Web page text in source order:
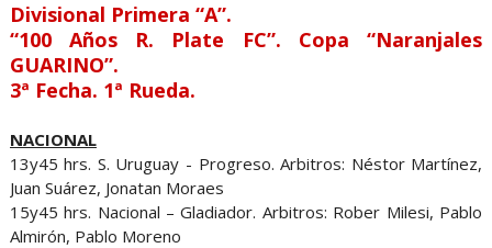
Divisional Primera “A”.
“100 Años R. Plate FC”. Copa “Naranjales
GUARINO”.
3ª Fecha. 1ª Rueda.
NACIONAL
13y45 hrs. S. Uruguay - Progreso. Arbitros: Néstor Martínez,
Juan Suárez, Jonatan Moraes
15y45 hrs. Nacional – Gladiador. Arbitros: Rober Milesi, Pablo
Almirón, Pablo Moreno